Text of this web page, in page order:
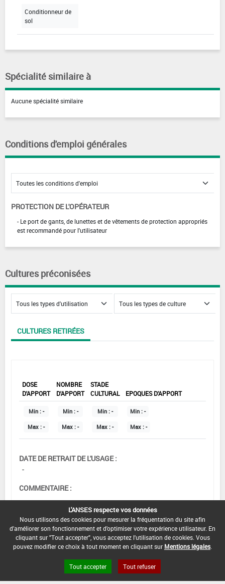
Conditionneur de
sol
Spécialité similaire à
Aucune spécialité similaire
Conditions d'emploi générales
PROTECTION DE L'OPÉRATEUR
- Le port de gants, de lunettes et de vêtements de protection appropriés
est recommandé pour l'utilisateur
Cultures préconisées
CULTURES RETIRÉES
DOSE
D'APPORT
NOMBRE
D'APPORT
STADE
CULTURAL
EPOQUES D'APPORT
Min : -
Max : -
Min : -
Max : -
Min : -
Max : -
Min : -
Max : -
DATE DE RETRAIT DE L'USAGE :
-
COMMENTAIRE :
L'ANSES respecte vos données
Nous utilisons des cookies pour mesurer la fréquentation du site afin
d'améliorer son fonctionnement et d'optimiser votre expérience utilisateur. En
cliquant sur "Tout accepter", vous acceptez l'utilisation de cookies. Vous
pouvez modifier ce choix à tout moment en cliquant sur Mentions légales
Tout accepter Tout refuser